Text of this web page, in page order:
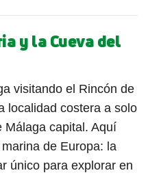
y la Cueva del
visitando el Rincón de
localidad costera a solo
Málaga capital. Aquí
de Europa: la
único para explorar en